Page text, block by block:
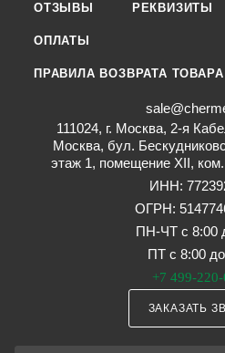
ОТЗЫВЫ РЕКВИЗИТЫ
ОПЛАТЫ
ПРАВИЛА ВОЗВРАТА
111024, г. Москва, 2-я
Москва, бул.
этаж 1, помещение XII,
ИНН:
ОГРН:
ПН-ЧТ с 8:00
ПТ с 8:00
+7 499-
ЗАКАЗАТЬ